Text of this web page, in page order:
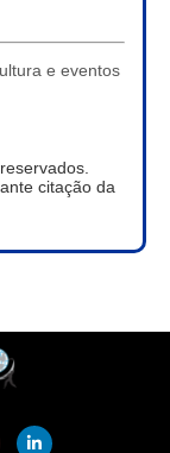
e eventos
citação da